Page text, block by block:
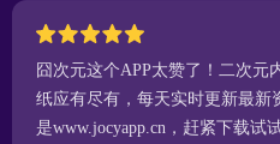
囧次元这个APP太赞了！二次元
纸应有尽有，每天实时更新最新
是www.jocyapp.cn，赶紧下载试